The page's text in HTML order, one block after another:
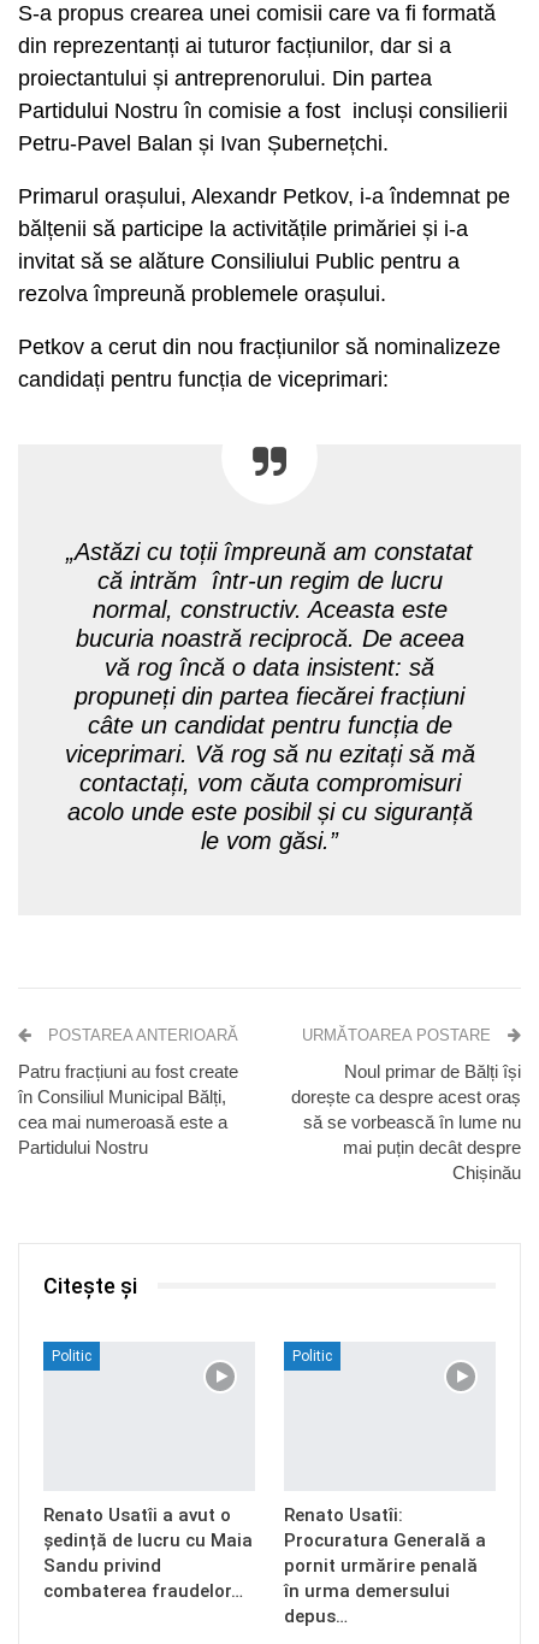
S-a propus crearea unei comisii care va fi formată
din reprezentanți ai tuturor facțiunilor, dar si a
proiectantului și antreprenorului. Din partea
Partidului Nostru în comisie a fost incluși consilierii
Petru-Pavel Balan și Ivan Șubernețchi.
Primarul orașului, Alexandr Petkov, i-a îndemnat pe
bălțenii să participe la activitățile primăriei și i-a
invitat să se alăture Consiliului Public pentru a
rezolva împreună problemele orașului.
Petkov a cerut din nou fracțiunilor să nominalizeze
candidați pentru funcția de viceprimari:
„Astăzi cu toții împreună am constatat
că intrăm într-un regim de lucru
normal, constructiv. Aceasta este
bucuria noastră reciprocă. De aceea
vă rog încă o data insistent: să
propuneți din partea fiecărei fracțiuni
câte un candidat pentru funcția de
viceprimari. Vă rog să nu ezitați să mă
contactați, vom căuta compromisuri
acolo unde este posibil și cu siguranță
le vom găsi.”
POSTAREA ANTERIOARĂ
Patru fracțiuni au fost create
în Consiliul Municipal Bălți,
cea mai numeroasă este a
Partidului Nostru
URMĂTOAREA POSTARE
Noul primar de Bălți își
dorește ca despre acest oraș
să se vorbească în lume nu
mai puțin decât despre
Chișinău
Citește și
Politic
Renato Usatîi a avut o
ședință de lucru cu Maia
Sandu privind
combaterea fraudelor…
Politic
Renato Usatîi:
Procuratura Generală a
pornit urmărire penală
în urma demersului
depus…